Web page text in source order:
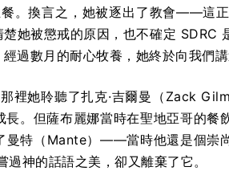
。換言之，她被逐出了教會——這
她被懲戒的原因，也不確定 SDRC
過數月的耐心牧養，她終於向我們講
她聆聽了扎克·吉爾曼（Zack
。但薩布麗娜當時在聖地亞哥的餐
曼特（Mante）——當時他還是個崇
神的話語之美，卻又離棄了它。